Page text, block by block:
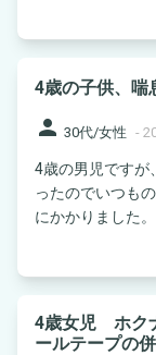
4歳の子供、喘
person 30代/女性 -
4歳の男児ですが
ったのでいつも
にかかりました。
4歳女児 ホク
ールテープの